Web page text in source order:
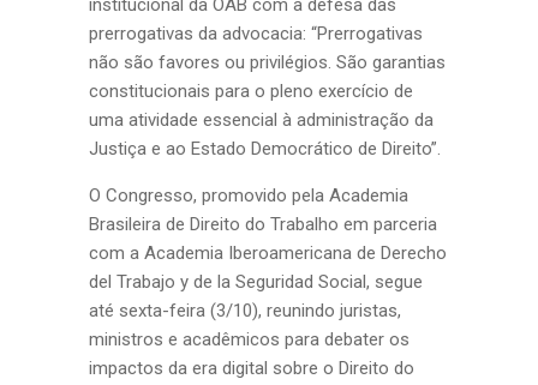
institucional da OAB com a defesa das
prerrogativas da advocacia: “Prerrogativas
não são favores ou privilégios. São garantias
constitucionais para o pleno exercício de
uma atividade essencial à administração da
Justiça e ao Estado Democrático de Direito”.
O Congresso, promovido pela Academia
Brasileira de Direito do Trabalho em parceria
com a Academia Iberoamericana de Derecho
del Trabajo y de la Seguridad Social, segue
até sexta-feira (3/10), reunindo juristas,
ministros e acadêmicos para debater os
impactos da era digital sobre o Direito do